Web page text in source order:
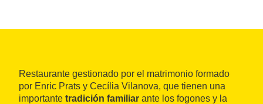
Restaurante gestionado por el matrimonio formado
por Enric Prats y Cecília Vilanova, que tienen una
importante tradición familiar ante los fogones y la